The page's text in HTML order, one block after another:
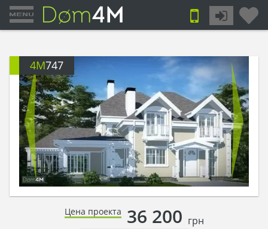
4M747
Цена проекта 36 200 грн